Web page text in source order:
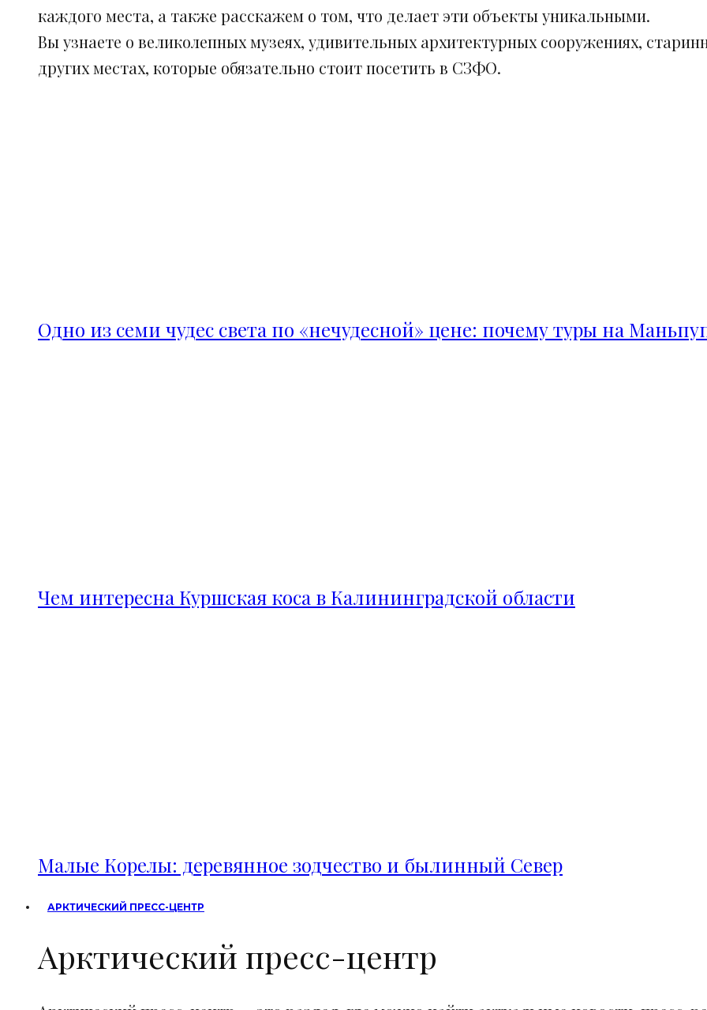
каждого места, а также расскажем о том, что делает эти объекты уникальными.
Вы узнаете о великолепных музеях, удивительных архитектурных сооружениях,
других местах, которые обязательно стоит посетить в СЗФО.
Одно из семи чудес света по «нечудесной» цене: почему туры на
Чем интересна Куршская коса в Калининградской области
Малые Корелы: деревянное зодчество и былинный Север
АРКТИЧЕСКИЙ ПРЕСС-ЦЕНТР
Арктический пресс-центр